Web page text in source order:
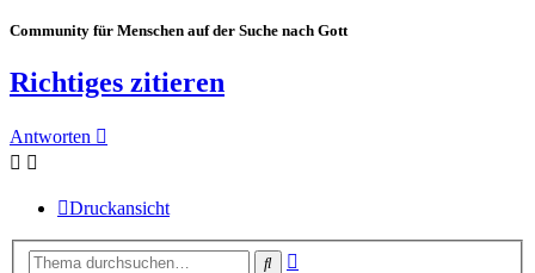
Community für Menschen auf der Suche nach Gott
Richtiges zitieren
Antworten
Druckansicht
Suche